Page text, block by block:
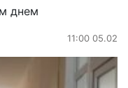
днем
11:00 05.02